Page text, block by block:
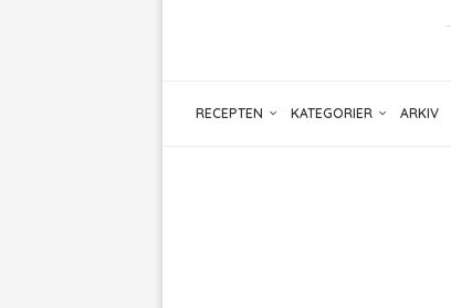
RECEPTEN KATEGORIER ARKIV